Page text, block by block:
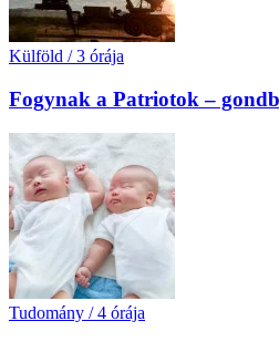
Külföld / 3 órája
Fogynak a Patriotok –
Tudomány / 4 órája